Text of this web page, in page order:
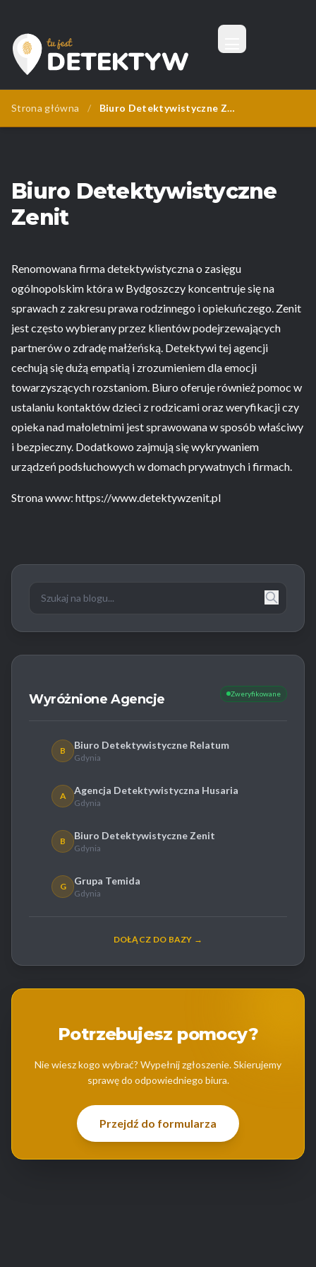
Tu Jest Detektyw
Menu
Strona główna / Biuro Detektywistyczne Zenit
Biuro Detektywistyczne
Zenit
Renomowana firma detektywistyczna o zasięgu
ogólnopolskim która w Bydgoszczy koncentruje się na
sprawach z zakresu prawa rodzinnego i opiekuńczego. Zenit
jest często wybierany przez klientów podejrzewających
partnerów o zdradę małżeńską. Detektywi tej agencji
cechują się dużą empatią i zrozumieniem dla emocji
towarzyszących rozstaniom. Biuro oferuje również pomoc w
ustalaniu kontaktów dzieci z rodzicami oraz weryfikacji czy
opieka nad małoletnimi jest sprawowana w sposób właściwy
i bezpieczny. Dodatkowo zajmują się wykrywaniem
urządzeń podsłuchowych w domach prywatnych i firmach.
Strona www: https://www.detektywzenit.pl
Wyróżnione Agencje Zweryfikowane
B Biuro Detektywistyczne Relatum
Gdynia
A Agencja Detektywistyczna Husaria
Gdynia
B Biuro Detektywistyczne Zenit
Gdynia
G Grupa Temida
Gdynia
DOŁĄCZ DO BAZY →
Potrzebujesz pomocy?
Nie wiesz kogo wybrać? Wypełnij zgłoszenie. Skierujemy
sprawę do odpowiedniego biura.
Przejdź do formularza